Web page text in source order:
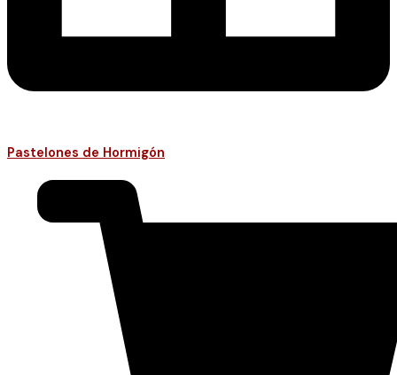
Pastelones de Hormigón